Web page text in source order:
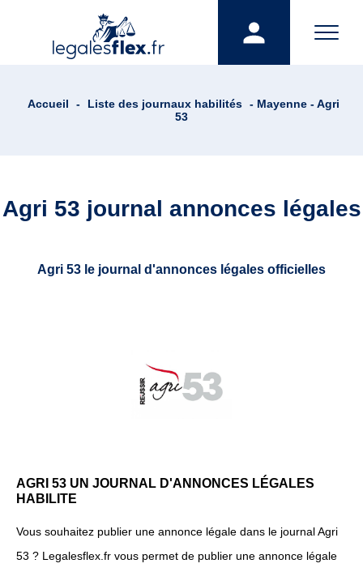
Accueil - Liste des journaux habilités - Mayenne - Agri
53
Agri 53 journal annonces légales
Agri 53 le journal d'annonces légales officielles
AGRI 53 UN JOURNAL D'ANNONCES LÉGALES
HABILITE
Vous souhaitez publier une annonce légale dans le journal Agri
53 ? Legalesflex.fr vous permet de publier une annonce légale